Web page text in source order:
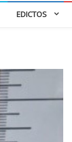
EDICTOS